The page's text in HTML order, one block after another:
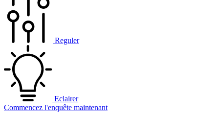
Reguler
Eclairer
Commencez l'enquête maintenant